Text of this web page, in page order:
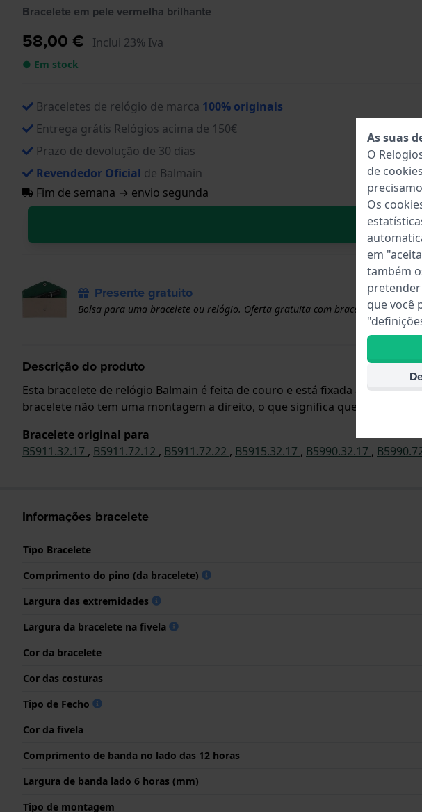
Bracelete em pele vermelha brilhante
58,00 € Inclui 23% Iva
● Em stock
Braceletes de relógio de marca 100% originais
Entrega grátis Relógios acima de 150€
Prazo de devolução de 30 dias
Revendedor Oficial de Balmain
Fim de semana → envio segunda
Presente gratuito
Bolsa para uma bracelete ou relógio. Oferta gratuita com braceletes
Descrição do produto
Esta bracelete de relógio Balmain é feita de couro e está fixada ao relógio
bracelete não tem uma montagem a direito, o que significa que esta
Bracelete original para
B5911.32.17 , B5911.72.12 , B5911.72.22 , B5915.32.17 , B5990.32.17 ,
Informações bracelete
Tipo Bracelete
Comprimento do pino (da bracelete)
Largura das extremidades
Largura da bracelete na fivela
Cor da bracelete
Cor das costuras
Tipo de Fecho
Cor da fivela
Comprimento de banda no lado das 12 horas
Largura de banda lado 6 horas (mm)
Tipo de montagem
As suas
O
de cookies
Os
em
também
que você